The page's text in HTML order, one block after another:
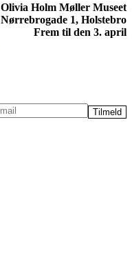
Olivia Holm Møller Museet
Nørrebrogade 1, Holstebro
Frem til den 3. april